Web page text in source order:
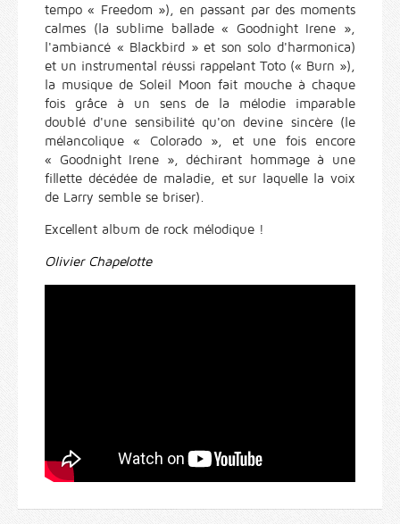
tempo « Freedom »), en passant par des moments
calmes (la sublime ballade « Goodnight Irene »,
l'ambiancé « Blackbird » et son solo d'harmonica)
et un instrumental réussi rappelant Toto (« Burn »),
la musique de Soleil Moon fait mouche à chaque
fois grâce à un sens de la mélodie imparable
doublé d'une sensibilité qu'on devine sincère (le
mélancolique « Colorado », et une fois encore
« Goodnight Irene », déchirant hommage à une
fillette décédée de maladie, et sur laquelle la voix
de Larry semble se briser).
Excellent album de rock mélodique !
Olivier Chapelotte